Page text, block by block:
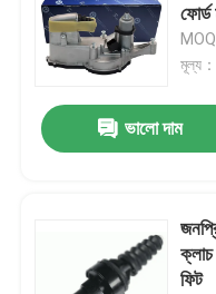
জন্য
MOQ
মূল্য
ভালো দাম
ক্লাচ
ফিট